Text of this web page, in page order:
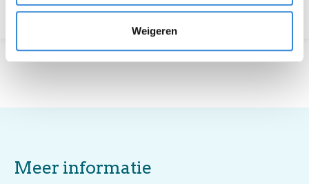
Weigeren
Terug naar het overzicht
Meer informatie